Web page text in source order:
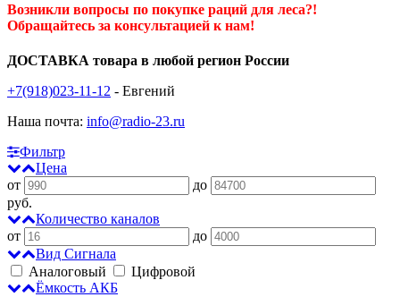
Возникли вопросы по покупке раций для леса?!
Обращайтесь за консультацией к нам!
ДОСТАВКА товара в любой регион России
+7(918)023-11-12 - Евгений
Наша почта: info@radio-23.ru
Фильтр
Цена
от
до
руб.
Количество каналов
от
до
Вид Сигнала
Аналоговый
Цифровой
Ёмкость АКБ